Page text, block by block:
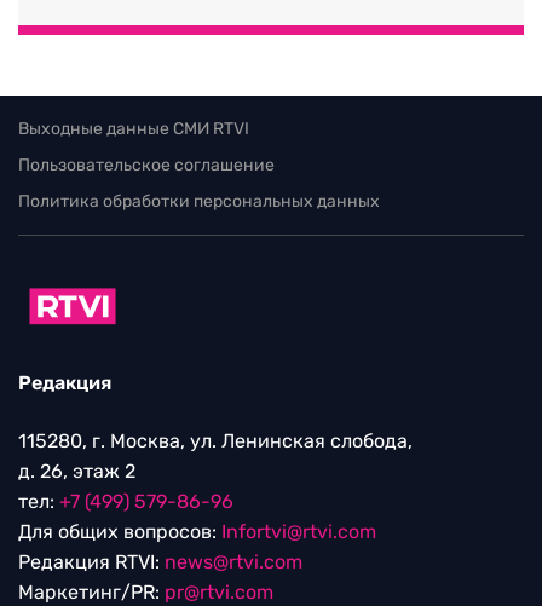
Выходные данные СМИ RTVI
Пользовательское соглашение
Политика обработки персональных данных
Редакция
115280, г. Москва, ул. Ленинская слобода,
д. 26, этаж 2
тел: +7 (499) 579-86-96
Для общих вопросов: Infortvi@rtvi.com
Редакция RTVI: news@rtvi.com
Маркетинг/PR: pr@rtvi.com